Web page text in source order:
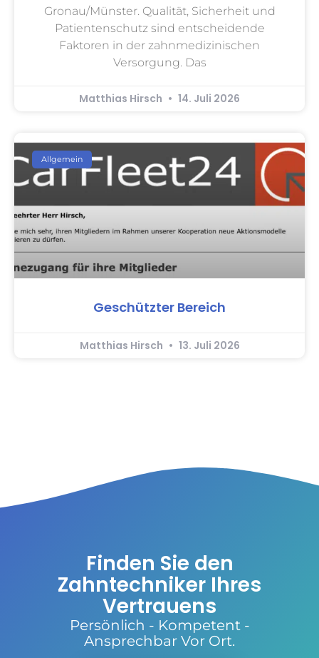
Gronau/Münster. Qualität, Sicherheit und
Patientenschutz sind entscheidende
Faktoren in der zahnmedizinischen
Versorgung. Das
Matthias Hirsch 14. Juli 2026
Allgemein
Geschützter Bereich
Matthias Hirsch 13. Juli 2026
Finden Sie den
Zahntechniker Ihres
Vertrauens
Persönlich - Kompetent -
Ansprechbar Vor Ort.